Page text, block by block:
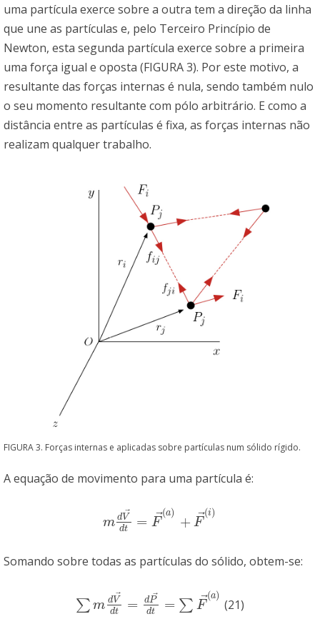
uma partícula exerce sobre a outra tem a direção da linha
que une as partículas e, pelo Terceiro Princípio de
Newton, esta segunda partícula exerce sobre a primeira
uma força igual e oposta (FIGURA 3). Por este motivo, a
resultante das forças internas é nula, sendo também nulo
o seu momento resultante com pólo arbitrário. E como a
distância entre as partículas é fixa, as forças internas não
realizam qualquer trabalho.
FIGURA 3. Forças internas e aplicadas sobre partículas num sólido rígido.
A equação de movimento para uma partícula é:
m dV
dt = F ⃗
(a)
+ F ⃗
(i)
mdV→dt =F→( a)+ F→ (i
Somando sobre todas as partículas do sólido, obtem-se:
∑ m dV ⃗
dt = dP
dt = ∑ F ⃗
(a)
∑mdV→d t=d P→ dt= ∑F→(a (21)